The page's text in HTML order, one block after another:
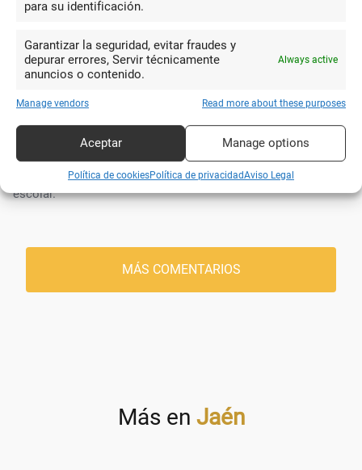
para su identificación.
Garantizar la seguridad, evitar fraudes y
depurar errores, Servir técnicamente
anuncios o contenido.
Always active
Manage vendors Read more about these purposes
Aceptar Manage options
Política de cookiesPolítica de privacidadAviso Legal
Moral Jiménez
Tomás JAEN
mas de cuarenta años sirviendo a los
escolares del barrio y de otras zonas. Si
ha durado tanto tiempo, será por su
profesionalidad y su buen hacer en cuanto a la actividad
escolar.
MÁS COMENTARIOS
Más en Jaén